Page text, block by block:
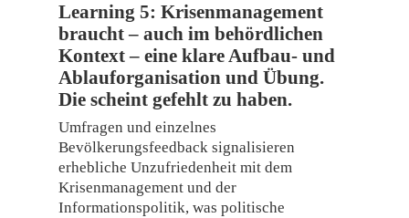
Learning 5:Krisenmanagement
braucht – auch im behördlichen
Kontext – eine klare Aufbau- und
Ablauforganisation und Übung.
Die scheint gefehlt zu haben.
Umfragen und einzelnes
Bevölkerungsfeedback signalisieren
erhebliche Unzufriedenheit mit dem
Krisenmanagement und der
Informationspolitik, was politische